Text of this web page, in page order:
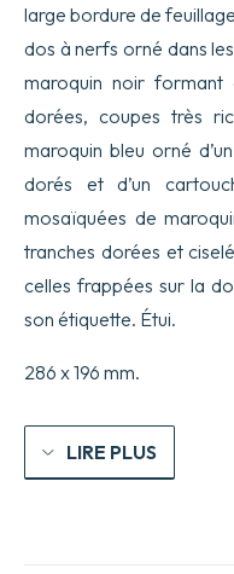
large bordure de
dos à nerfs orné dans
maroquin noir formant
dorées, coupes très
maroquin bleu orné
dorés et d’un
mosaïquées de
tranches dorées et
celles frappées sur la
son étiquette. Étui.
286 x 196 mm.
LIRE PLUS